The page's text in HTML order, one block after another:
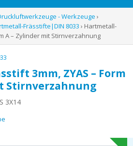
- Werkzeuge ›
Frässtifte|DIN 8033 › Hartmetall-
A – Zylinder mit Stirnverzahnung
3mm, ZYAS – Form
Stirnverzahnung
3X14